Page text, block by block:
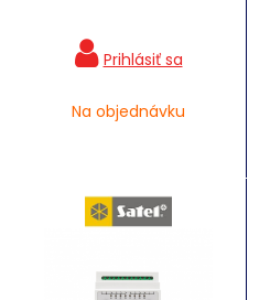
Na objednávku